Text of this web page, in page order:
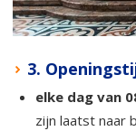
3.
elke dag van
zijn laatst naar